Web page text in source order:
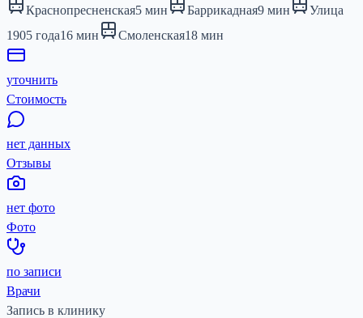
Краснопресненская5 мин Баррикадная9 мин
Улица
1905 года16 мин Смоленская18 мин
уточнить
Стоимость
нет данных
Отзывы
нет фото
Фото
по записи
Врачи
Запись в клинику